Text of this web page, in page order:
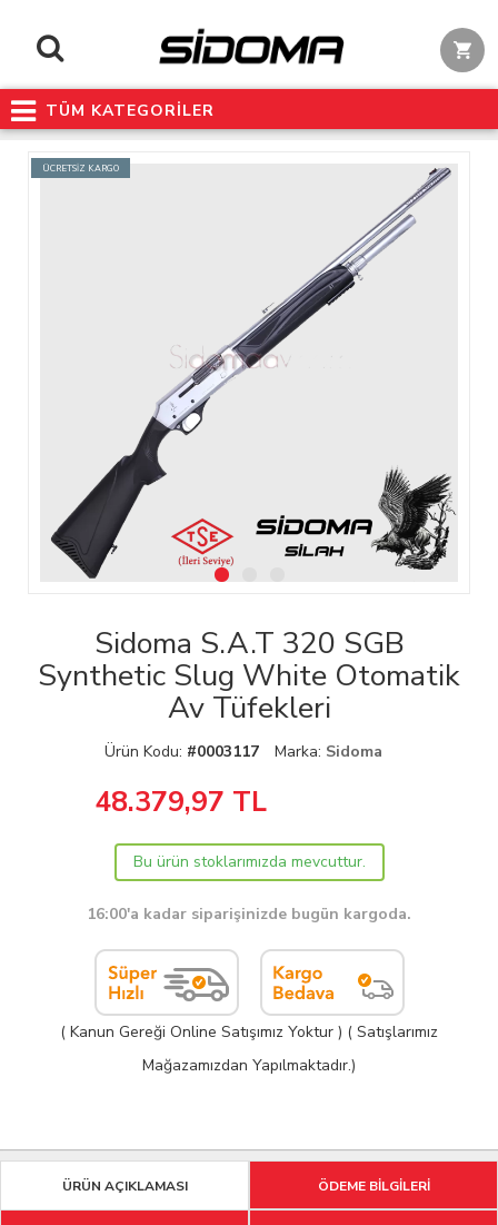
TÜM KATEGORİLER
ÜCRETSİZ KARGO
Sidoma S.A.T 320 SGB
Synthetic Slug White Otomatik
Av Tüfekleri
Ürün Kodu: #0003117 Marka: Sidoma
48.379,97 TL
Bu ürün stoklarımızda mevcuttur.
16:00'a kadar siparişinizde bugün kargoda.
( Kanun Gereği Online Satışımız Yoktur ) ( Satışlarımız
Mağazamızdan Yapılmaktadır.)
ÜRÜN AÇIKLAMASI ÖDEME BİLGİLERİ